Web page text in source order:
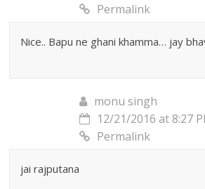
Permalink
Nice.. Bapu ne ghani khamma… jay
monu singh
12/21/2016 at 8:27
Permalink
jai rajputana